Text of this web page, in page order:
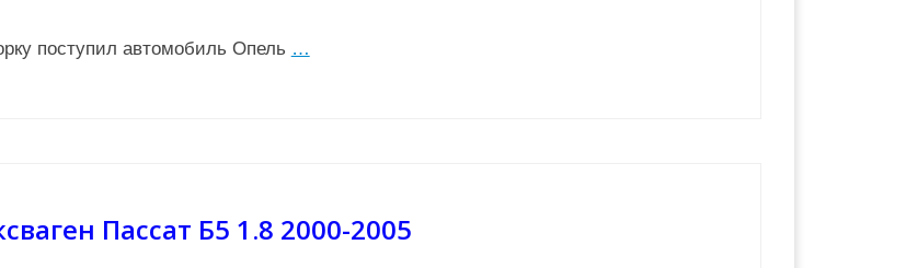
поступил автомобиль Опель …
Пассат Б5 1.8 2000-2005